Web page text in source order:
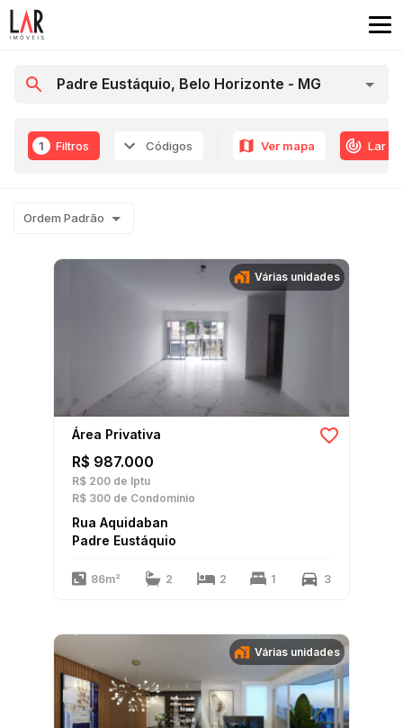
1 Filtros Códigos Ver mapa Lar
Ordem Padrão
Várias unidades
Área Privativa
R$ 987.000
R$ 200 de Iptu
R$ 300 de Condomínio
Rua Aquidaban
Padre Eustáquio
86m² 2 2 1 3
Várias unidades